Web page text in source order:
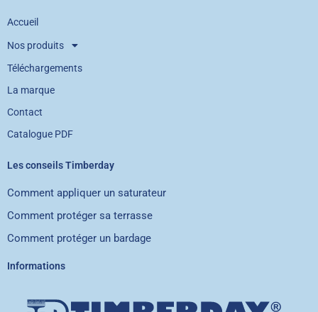
Accueil
Nos produits
Téléchargements
La marque
Contact
Catalogue PDF
Les conseils Timberday
Comment appliquer un saturateur
Comment protéger sa terrasse
Comment protéger un bardage
Informations